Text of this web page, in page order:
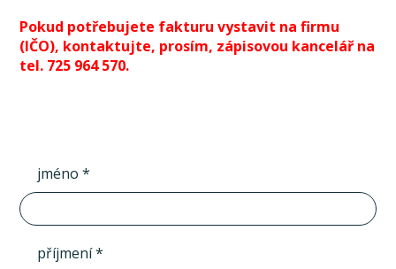
Pokud potřebujete fakturu vystavit na firmu
(IČO), kontaktujte, prosím, zápisovou kancelář na
tel. 725 964 570.
jméno *
příjmení *